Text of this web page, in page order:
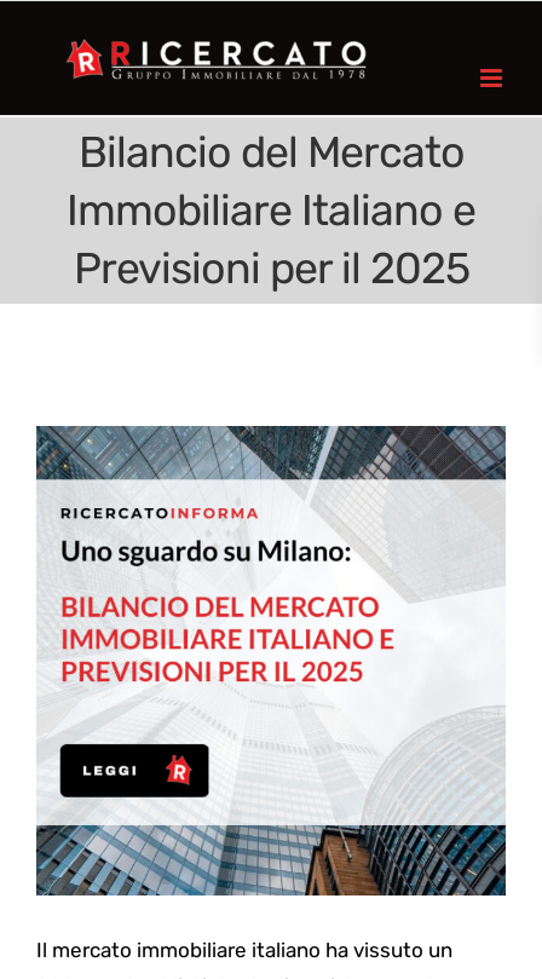
Bilancio del Mercato
Immobiliare Italiano e
Previsioni per il 2025
Il mercato immobiliare italiano ha vissuto un